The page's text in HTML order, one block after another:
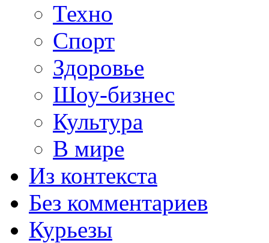
Техно
Спорт
Здоровье
Шоу-бизнес
Культура
В мире
Из контекста
Без комментариев
Курьезы